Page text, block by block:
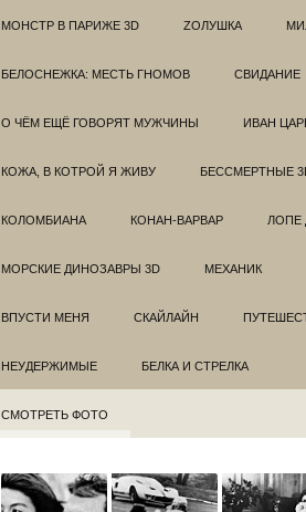
МОНСТР В ПАРИЖЕ 3D ZОЛУШКА
БЕЛОСНЕЖКА: МЕСТЬ ГНОМОВ СВИДАНИЕ
О ЧЁМ ЕЩЁ ГОВОРЯТ МУЖЧИНЫ ИВАН
КОЖА, В КОТРОЙ Я ЖИВУ БЕССМЕРТНЫЕ
КОЛОМБИАНА КОНАН-ВАРВАР ЛОПЕ
МОРСКИЕ ДИНОЗАВРЫ 3D МЕХАНИК
ВПУСТИ МЕНЯ СКАЙЛАЙН
НЕУДЕРЖИМЫЕ БЕЛКА И СТРЕЛКА
СМОТРЕТЬ ФОТО